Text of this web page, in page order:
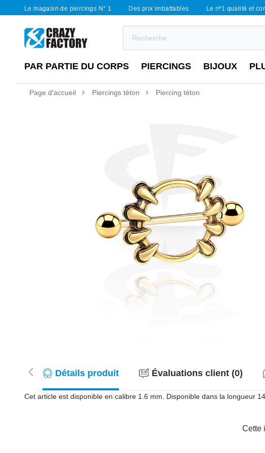
Le magasin de piercings N° 1 Des prix imbattables Le nº1 qualité et
PAR PARTIE DU CORPS PIERCINGS BIJOUX
Page d'accueil Piercings téton Piercing téton
Détails produit Évaluations client (0)
Cet article est disponible en calibre 1.6 mm. Disponible dans la longueur
Cette